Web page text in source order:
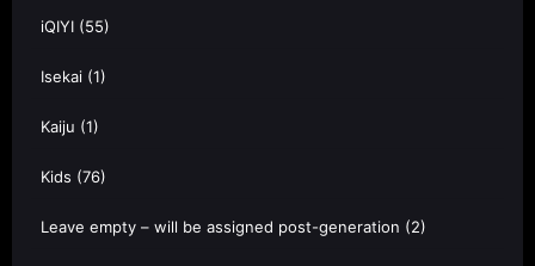
iQIYI (55)
Isekai (1)
Kaiju (1)
Kids (76)
Leave empty – will be assigned post-generation (2)